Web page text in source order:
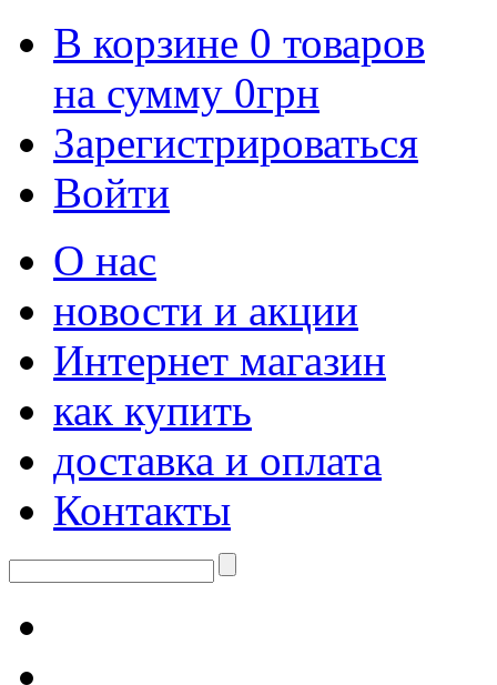
В корзине 0 товаров
на сумму 0грн
Зарегистрироваться
Войти
О нас
новости и акции
Интернет магазин
как купить
доставка и оплата
Контакты